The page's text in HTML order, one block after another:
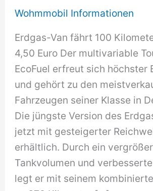
Wohmmobil Informationen
Erdgas-Van fährt 100
4,50 Euro Der multivariable
EcoFuel erfreut sich höchster
und gehört zu den
Fahrzeugen seiner Klasse in
Die jüngste Version des
jetzt mit gesteigerter
erhältlich. Durch ein
Tankvolumen und
legt er mit seinem